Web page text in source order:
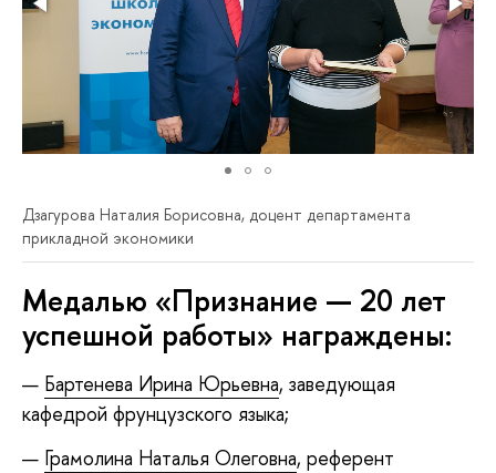
Дзагурова Наталия Борисовна, доцент департамента
прикладной экономики
Медалью «Признание — 20 лет
успешной работы» награждены:
Бартенева Ирина Юрьевна, заведующая
кафедрой фрунцузского языка;
Грамолина Наталья Олеговна, референт